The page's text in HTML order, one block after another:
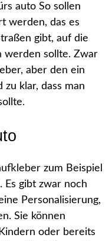
auto So sollen
werden, das es
gibt, auf die
werden sollte. Zwar
aber den ein
klar, dass man
zum Beispiel
gibt zwar noch
Personalisierung,
Sie können
oder bereits